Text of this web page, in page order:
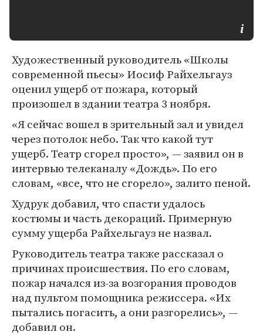
Художественный руководитель «Школы
современной пьесы» Иосиф Райхельгауз
оценил ущерб от пожара, который
произошел в здании театра 3 ноября.
«Я сейчас вошел в зрительный зал и увидел
через потолок небо. Так что какой тут
ущерб. Театр сгорел просто», — заявил он в
интервью телеканалу «Дождь». По его
словам, «все, что не сгорело», залито пеной.
Худрук добавил, что спасти удалось
костюмы и часть декораций. Примерную
сумму ущерба Райхельгауз не назвал.
Руководитель театра также рассказал о
причинах происшествия. По его словам,
пожар начался из-за возгорания проводов
над пультом помощника режиссера. «Их
пытались погасить, а они разгорелись», —
добавил он.